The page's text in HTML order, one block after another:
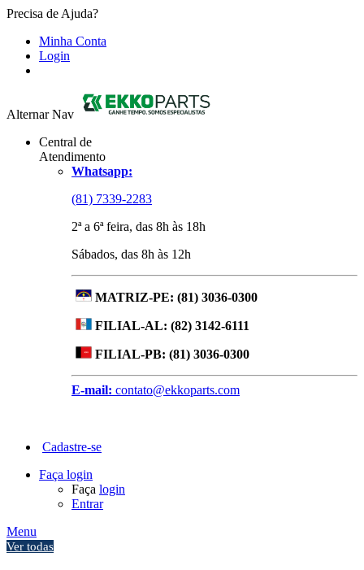
Precisa de Ajuda?
Minha Conta
Login
Alternar Nav
Central de
Atendimento
Whatsapp:
(81) 7339-2283
2ª a 6ª feira, das 8h às 18h
Sábados, das 8h às 12h
MATRIZ-PE: (81) 3036-0300
FILIAL-AL: (82) 3142-6111
FILIAL-PB: (81) 3036-0300
E-mail: contato@ekkoparts.com
Cadastre-se
Faça login
Faça login
Entrar
Menu
Ver todas